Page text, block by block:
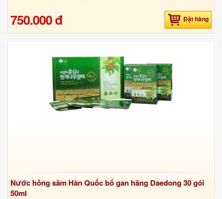
750.000 đ Đặt hàng
Nước hồng sâm Hàn Quốc bổ gan hãng Daedong 30 gói
50ml